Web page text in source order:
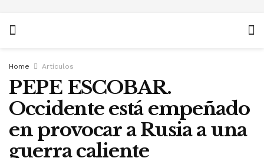
Home Artículos
PEPE ESCOBAR.
Occidente está empeñado
en provocar a Rusia a una
guerra caliente